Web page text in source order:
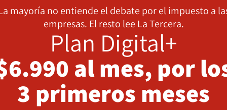
mayoría no entiende el debate por el impuesto a
empresas. El resto lee La Tercera.
Plan Digital+
al mes, por
3 primeros meses